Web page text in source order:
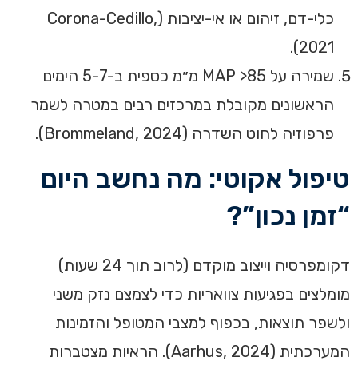
כלי-דם, זיהום או אי-יציבות (Corona-Cedillo,
2021).
שמירה על MAP >85 מ״מ כספית ב-5-7 הימים
הראשונים מקובלת במרכזים רבים במטרה לשמר
פרפוזיה לחוט השדרה (Brommeland, 2024).
טיפול אקוטי: מה נחשב היום
“זמן נכון”?
דקומפרסיה וייצוב מוקדם (לרוב תוך 24 שעות)
מומלצים בפגיעות צוואריות כדי לצמצם נזק משני
ולשפר תוצאות, בכפוף למצבי המטופל והזמינות
המערכתית (Aarhus, 2024). הראיות מצטברות